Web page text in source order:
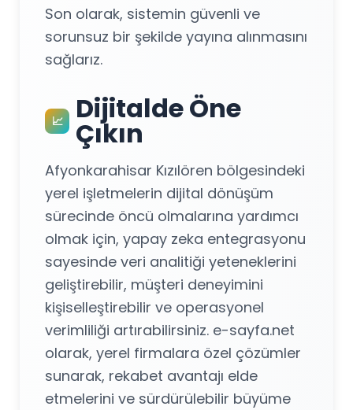
Son olarak, sistemin güvenli ve
sorunsuz bir şekilde yayına alınmasını
sağlarız.
📈 Dijitalde Öne
Çıkın
Afyonkarahisar Kızılören bölgesindeki
yerel işletmelerin dijital dönüşüm
sürecinde öncü olmalarına yardımcı
olmak için, yapay zeka entegrasyonu
sayesinde veri analitiği yeteneklerini
geliştirebilir, müşteri deneyimini
kişiselleştirebilir ve operasyonel
verimliliği artırabilirsiniz. e-sayfa.net
olarak, yerel firmalara özel çözümler
sunarak, rekabet avantajı elde
etmelerini ve sürdürülebilir büyüme